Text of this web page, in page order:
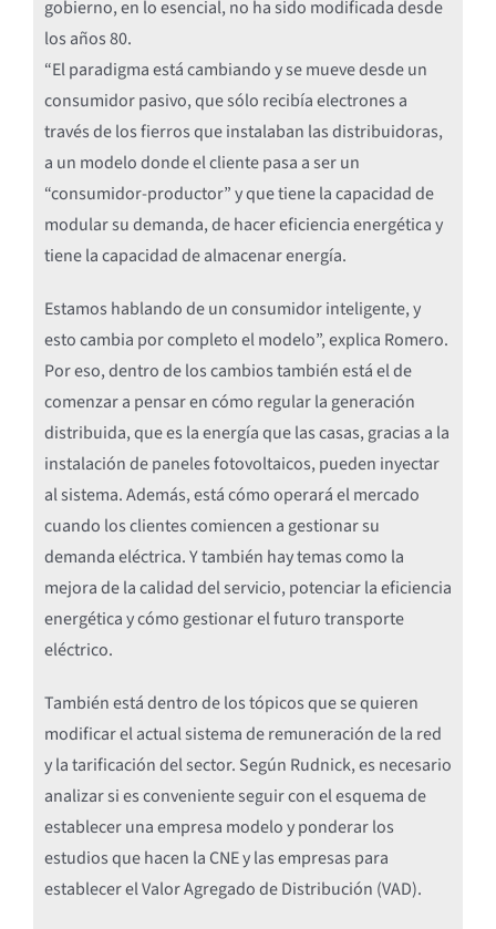
gobierno, en lo esencial, no ha sido modificada desde
los años 80.
“El paradigma está cambiando y se mueve desde un
consumidor pasivo, que sólo recibía electrones a
través de los fierros que instalaban las distribuidoras,
a un modelo donde el cliente pasa a ser un
“consumidor-productor” y que tiene la capacidad de
modular su demanda, de hacer eficiencia energética y
tiene la capacidad de almacenar energía.
Estamos hablando de un consumidor inteligente, y
esto cambia por completo el modelo”, explica Romero.
Por eso, dentro de los cambios también está el de
comenzar a pensar en cómo regular la generación
distribuida, que es la energía que las casas, gracias a la
instalación de paneles fotovoltaicos, pueden inyectar
al sistema. Además, está cómo operará el mercado
cuando los clientes comiencen a gestionar su
demanda eléctrica. Y también hay temas como la
mejora de la calidad del servicio, potenciar la eficiencia
energética y cómo gestionar el futuro transporte
eléctrico.
También está dentro de los tópicos que se quieren
modificar el actual sistema de remuneración de la red
y la tarificación del sector. Según Rudnick, es necesario
analizar si es conveniente seguir con el esquema de
establecer una empresa modelo y ponderar los
estudios que hacen la CNE y las empresas para
establecer el Valor Agregado de Distribución (VAD).